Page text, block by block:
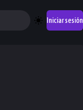
Iniciar sesión